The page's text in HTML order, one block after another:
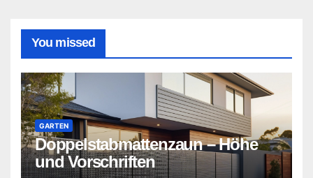
You missed
GARTEN
Doppelstabmattenzaun – Höhe
und Vorschriften